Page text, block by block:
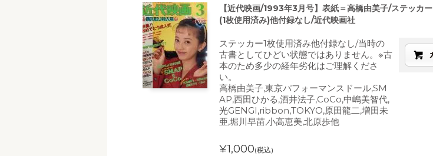
【近代映画/1993年3月号】表紙＝高橋由美子/ステッカー
(1枚使用済み)他付録なし/近代映画社
ステッカー1枚使用済み他付録なし/当時の
古書としてひどい状態ではありません。※古
本のため多少の経年劣化はご理解くださ
い。
高橋由美子,東京パフォーマンスドール,SM
AP,西田ひかる,酒井法子,CoCo,中嶋美智代,
光GENGI,ribbon,TOKYO,原田龍二,増田未
亜,堀川早苗,小高恵美,北原歩他
¥1,000(税込)